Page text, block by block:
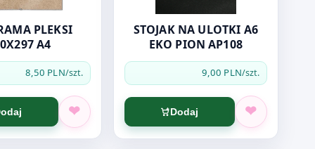
PLEKSI
A4
8,50 PLN/szt.
STOJAK NA ULOTKI A6
EKO PION AP108
9,00 PLN/szt.
Dodaj